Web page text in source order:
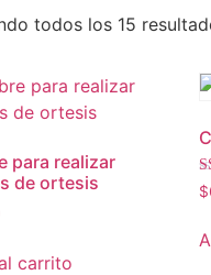
todos los 15
para realizar
de ortesis
carrito
$